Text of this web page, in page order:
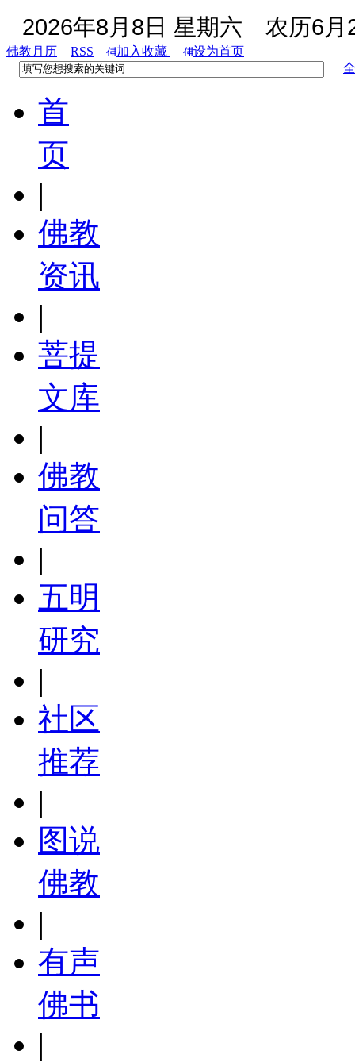
2026年8月8日 星期六 农历6月
佛教月历 RSS 加入收藏
设为首页
首
页
|
佛教
资讯
|
菩提
文库
|
佛教
问答
|
五明
研究
|
社区
推荐
|
图说
佛教
|
有声
佛书
|